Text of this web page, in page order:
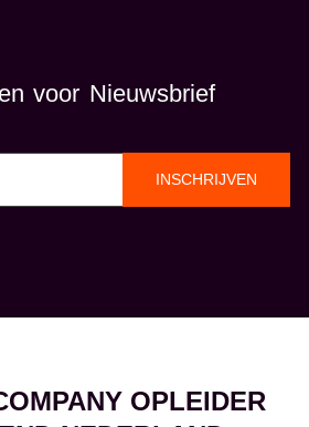
voor Nieuwsbrief
INSCHRIJVEN
OPLEIDER